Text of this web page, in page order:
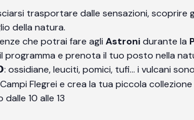
trasportare dalle sensazioni,
della natura.
che potrai fare agli Astronidurante la
programma e prenota il tuo posto nella
leuciti, pomici, tufi… i vulcani sono
Flegrei e crea la tua piccola collezione
10 alle 13